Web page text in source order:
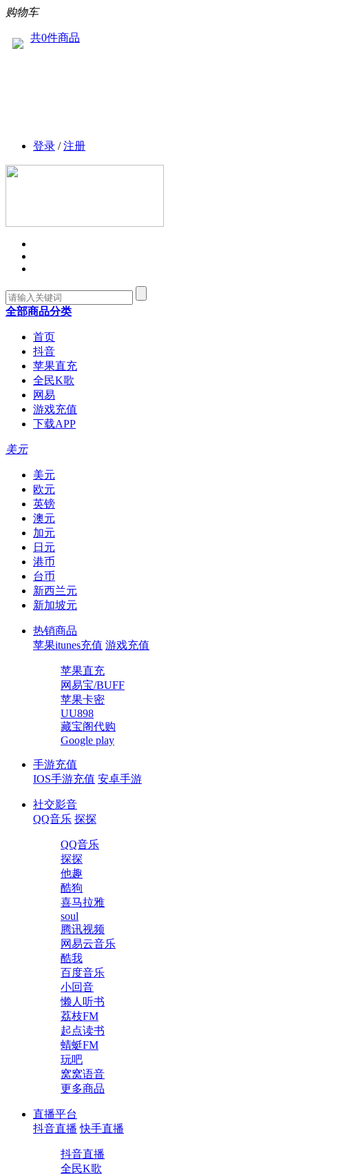
购物车
共0件商品
登录 /注册
全部商品分类
首页
抖音
苹果直充
全民K歌
网易
游戏充值
下载APP
美元
美元
欧元
英镑
澳元
加元
日元
港币
台币
新西兰元
新加坡元
热销商品
苹果itunes充值 游戏充值
苹果直充
网易宝/BUFF
苹果卡密
UU898
藏宝阁代购
Google play
手游充值
IOS手游充值 安卓手游
社交影音
QQ音乐 探探
QQ音乐
探探
他趣
酷狗
喜马拉雅
soul
腾讯视频
网易云音乐
酷我
百度音乐
小回音
懒人听书
荔枝FM
起点读书
蜻蜓FM
玩吧
窝窝语音
更多商品
直播平台
抖音直播 快手直播
抖音直播
全民K歌